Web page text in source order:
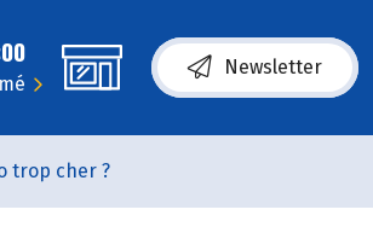
Newsletter
trop cher ?